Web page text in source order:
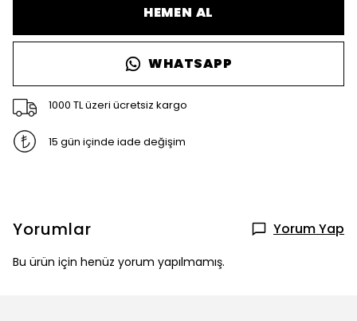
HEMEN AL
WHATSAPP
1000 TL üzeri ücretsiz kargo
15 gün içinde iade değişim
Yorumlar Yorum Yap
Bu ürün için henüz yorum yapılmamış.